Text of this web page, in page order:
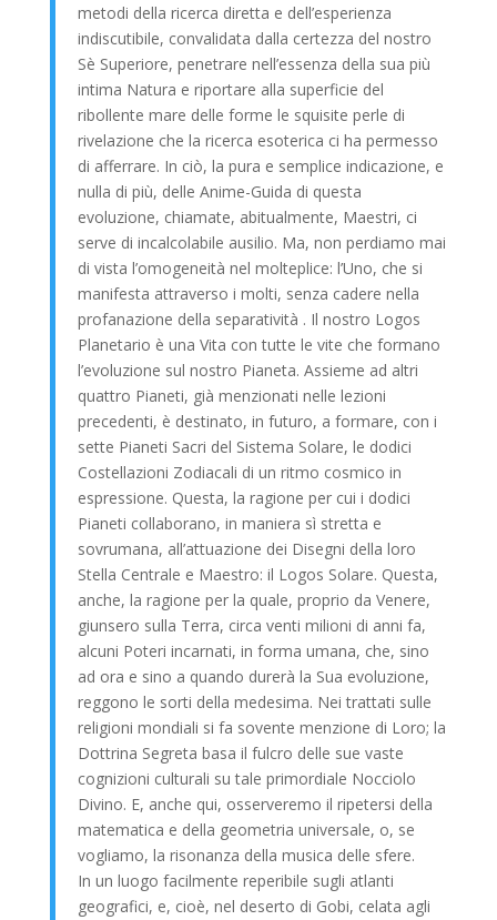
metodi della ricerca diretta e dell’esperienza
indiscutibile, convalidata dalla certezza del nostro
Sè Superiore, penetrare nell’essenza della sua più
intima Natura e riportare alla superficie del
ribollente mare delle forme le squisite perle di
rivelazione che la ricerca esoterica ci ha permesso
di afferrare. In ciò, la pura e semplice indicazione, e
nulla di più, delle Anime-Guida di questa
evoluzione, chiamate, abitualmente, Maestri, ci
serve di incalcolabile ausilio. Ma, non perdiamo mai
di vista l’omogeneità nel molteplice: l’Uno, che si
manifesta attraverso i molti, senza cadere nella
profanazione della separatività . Il nostro Logos
Planetario è una Vita con tutte le vite che formano
l’evoluzione sul nostro Pianeta. Assieme ad altri
quattro Pianeti, già menzionati nelle lezioni
precedenti, è destinato, in futuro, a formare, con i
sette Pianeti Sacri del Sistema Solare, le dodici
Costellazioni Zodiacali di un ritmo cosmico in
espressione. Questa, la ragione per cui i dodici
Pianeti collaborano, in maniera sì stretta e
sovrumana, all’attuazione dei Disegni della loro
Stella Centrale e Maestro: il Logos Solare. Questa,
anche, la ragione per la quale, proprio da Venere,
giunsero sulla Terra, circa venti milioni di anni fa,
alcuni Poteri incarnati, in forma umana, che, sino
ad ora e sino a quando durerà la Sua evoluzione,
reggono le sorti della medesima. Nei trattati sulle
religioni mondiali si fa sovente menzione di Loro; la
Dottrina Segreta basa il fulcro delle sue vaste
cognizioni culturali su tale primordiale Nocciolo
Divino. E, anche qui, osserveremo il ripetersi della
matematica e della geometria universale, o, se
vogliamo, la risonanza della musica delle sfere.
In un luogo facilmente reperibile sugli atlanti
geografici, e, cioè, nel deserto di Gobi, celata agli